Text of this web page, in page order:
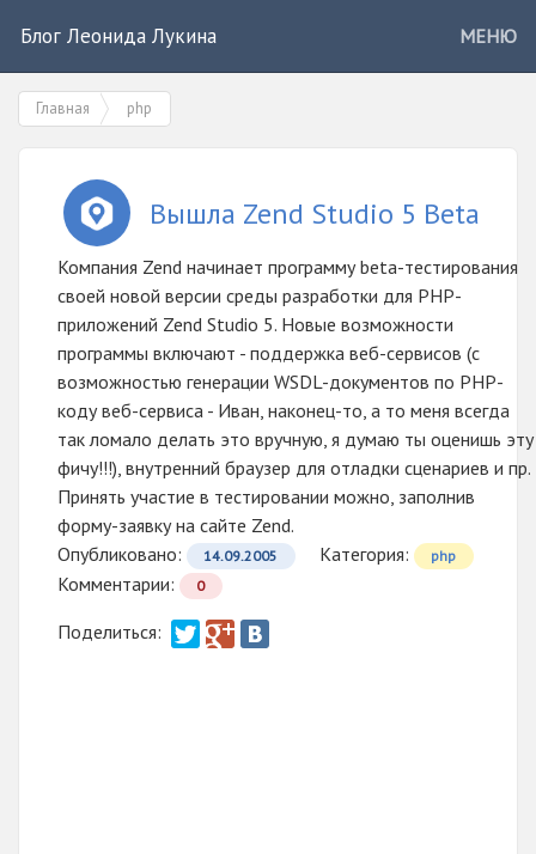
Блог Леонида Лукина МЕНЮ
Главная php
Вышла Zend Studio 5 Beta
Компания Zend начинает программу beta-тестирования
своей новой версии среды разработки для PHP-
приложений Zend Studio 5. Новые возможности
программы включают - поддержка веб-сервисов (с
возможностью генерации WSDL-документов по PHP-
коду веб-сервиса - Иван, наконец-то, а то меня всегда
так ломало делать это вручную, я думаю ты оценишь эту
фичу!!!), внутренний браузер для отладки сценариев и пр.
Принять участие в тестировании можно, заполнив
форму-заявку на сайте Zend.
Опубликовано:
14.09.2005 Категория: php
Комментарии: 0
Поделиться: